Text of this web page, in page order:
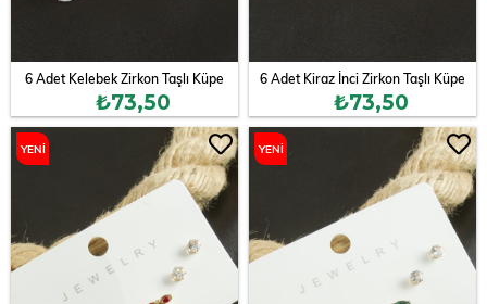
6 Adet Kelebek Zirkon Taşlı Küpe
₺73,50
6 Adet Kiraz İnci Zirkon Taşlı Küpe
₺73,50
YENI YENI